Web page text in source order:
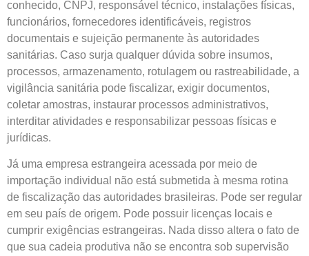
conhecido, CNPJ, responsável técnico, instalações físicas,
funcionários, fornecedores identificáveis, registros
documentais e sujeição permanente às autoridades
sanitárias. Caso surja qualquer dúvida sobre insumos,
processos, armazenamento, rotulagem ou rastreabilidade, a
vigilância sanitária pode fiscalizar, exigir documentos,
coletar amostras, instaurar processos administrativos,
interditar atividades e responsabilizar pessoas físicas e
jurídicas.
Já uma empresa estrangeira acessada por meio de
importação individual não está submetida à mesma rotina
de fiscalização das autoridades brasileiras. Pode ser regular
em seu país de origem. Pode possuir licenças locais e
cumprir exigências estrangeiras. Nada disso altera o fato de
que sua cadeia produtiva não se encontra sob supervisão